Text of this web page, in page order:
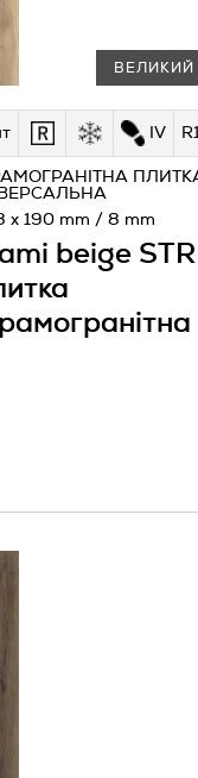
IV
beige STR
x 190 mm / 8 mm